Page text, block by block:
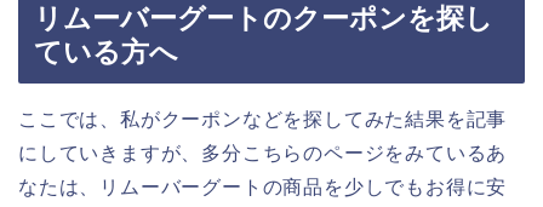
リムーバーグートのクーポンを探し
ている方へ
ここでは、私がクーポンなどを探してみた結果を記事
にしていきますが、多分こちらのページをみているあ
なたは、リムーバーグートの商品を少しでもお得に安